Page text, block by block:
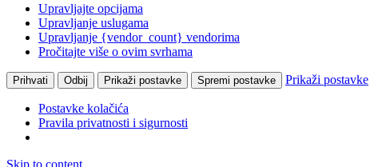
Upravljajte opcijama
Upravljanje uslugama
Upravljanje {vendor_count} vendorima
Pročitajte više o ovim svrhama
Prihvati Odbij Prikaži postavke Spremi postavke Prikaži postavke
Postavke kolačića
Pravila privatnosti i sigurnosti
Skip to content